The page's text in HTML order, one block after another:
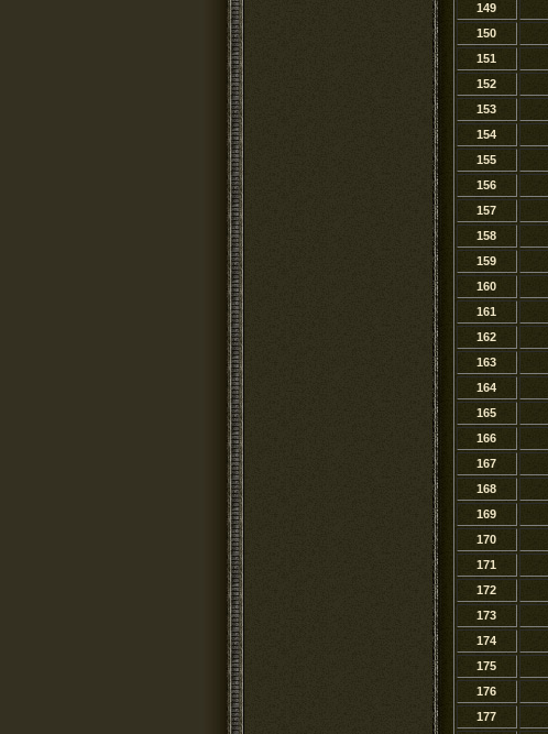
149
150
151
152
153
154
155
156
157
158
159
160
161
162
163
164
165
166
167
168
169
170
171
172
173
174
175
176
177